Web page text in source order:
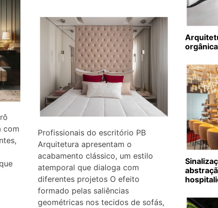
com
Profissionais do escritório PB
Arquitetura apresentam o
acabamento clássico, um estilo
atemporal que dialoga com
diferentes projetos O efeito
formado pelas saliências
geométricas nos tecidos de sofás,